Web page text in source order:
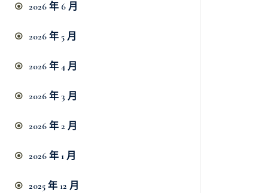
2026 年 6 月
2026 年 5 月
2026 年 4 月
2026 年 3 月
2026 年 2 月
2026 年 1 月
2025 年 12 月